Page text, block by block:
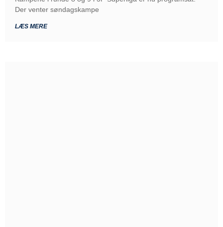
Der venter søndagskampe
LÆS MERE